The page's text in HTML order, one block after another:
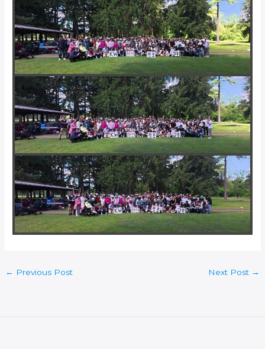
← Previous Post Next Post →